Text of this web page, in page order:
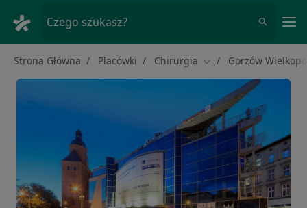
Czego szukasz?
Strona Główna Placówki Chirurgia Zmień miasto
Gorzów